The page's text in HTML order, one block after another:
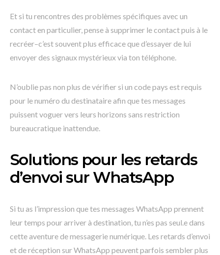
Et si tu rencontres des problèmes spécifiques avec un
contact en particulier, pense à supprimer le contact puis à le
recréer–c’est souvent plus efficace que d’essayer de lui
envoyer des signaux mystérieux via ton téléphone.
N’oublie pas non plus de vérifier si un code pays est requis
pour le numéro du destinataire afin que tes messages
puissent voguer vers leurs horizons sans restriction
bureaucratique inattendue.
Solutions pour les retards
d’envoi sur WhatsApp
Si tu as l’impression que tes messages WhatsApp prennent
leur temps pour arriver à destination, tu n’es pas seul.e dans
cette aventure de messagerie numérique. Les retards d’envoi
et de réception sur WhatsApp peuvent parfois sembler plus